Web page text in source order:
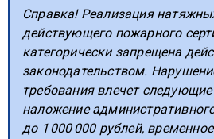
Справка! Реализация
действующего пожарного
категорически запрещена
законодательством.
требования влечет
наложение
до 1 000 000 рублей,